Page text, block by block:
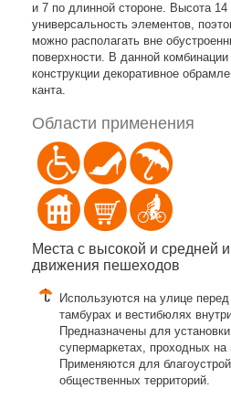
и 7 по длинной стороне. Высота
универсальность элементов,
можно располагать вне
поверхности. В данной
конструкции декоративное
канта.
Области применения
Места с высокой и средней
движения пешеходов
Используются на улице
тамбурах и вестибюлях
Предназначены для
супермаркетах, проходных на
Применяются для
общественных территорий.